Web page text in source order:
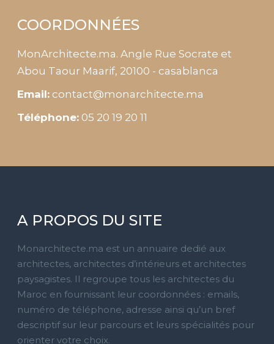
COORDONNÉES
MonArchitecte.ma. Angle Rue Socrate et
Abou Taour Maarif, 20100 - casablanca
Email:contact@monarchitecte.ma
Téléphone: 05 20 19 20 11
A PROPOS DU SITE
Monarchitecte.ma est un annuaire dedié aux
architectes, architectes d’intérieurs et architectes
paysagistes. Il regroupe tous les architectes du
Maroc en fournissant leur coordonnées : emails,
numéro de téléphone, adresse ainsi qu’un bref
descriptif sur leur parcours et leurs spécialités pour
orienter votre choix.